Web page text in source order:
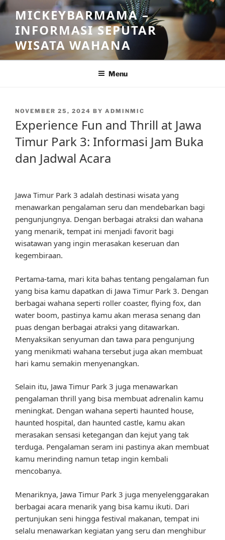
Skip
to
content
MICKEYBARMAMA –
INFORMASI SEPUTAR
WISATA WAHANA
Menu
POSTED
NOVEMBER 25, 2024 BY ADMINMIC
Experience Fun and Thrill at Jawa
Timur Park 3: Informasi Jam Buka
dan Jadwal Acara
Jawa Timur Park 3 adalah destinasi wisata yang
menawarkan pengalaman seru dan mendebarkan bagi
pengunjungnya. Dengan berbagai atraksi dan wahana
yang menarik, tempat ini menjadi favorit bagi
wisatawan yang ingin merasakan keseruan dan
kegembiraan.
Pertama-tama, mari kita bahas tentang pengalaman fun
yang bisa kamu dapatkan di Jawa Timur Park 3. Dengan
berbagai wahana seperti roller coaster, flying fox, dan
water boom, pastinya kamu akan merasa senang dan
puas dengan berbagai atraksi yang ditawarkan.
Menyaksikan senyuman dan tawa para pengunjung
yang menikmati wahana tersebut juga akan membuat
hari kamu semakin menyenangkan.
Selain itu, Jawa Timur Park 3 juga menawarkan
pengalaman thrill yang bisa membuat adrenalin kamu
meningkat. Dengan wahana seperti haunted house,
haunted hospital, dan haunted castle, kamu akan
merasakan sensasi ketegangan dan kejut yang tak
terduga. Pengalaman seram ini pastinya akan membuat
kamu merinding namun tetap ingin kembali
mencobanya.
Menariknya, Jawa Timur Park 3 juga menyelenggarakan
berbagai acara menarik yang bisa kamu ikuti. Dari
pertunjukan seni hingga festival makanan, tempat ini
selalu menawarkan kegiatan yang seru dan menghibur